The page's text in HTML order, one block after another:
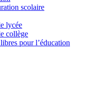
scolaire
lycée
collège
pour l’éducation